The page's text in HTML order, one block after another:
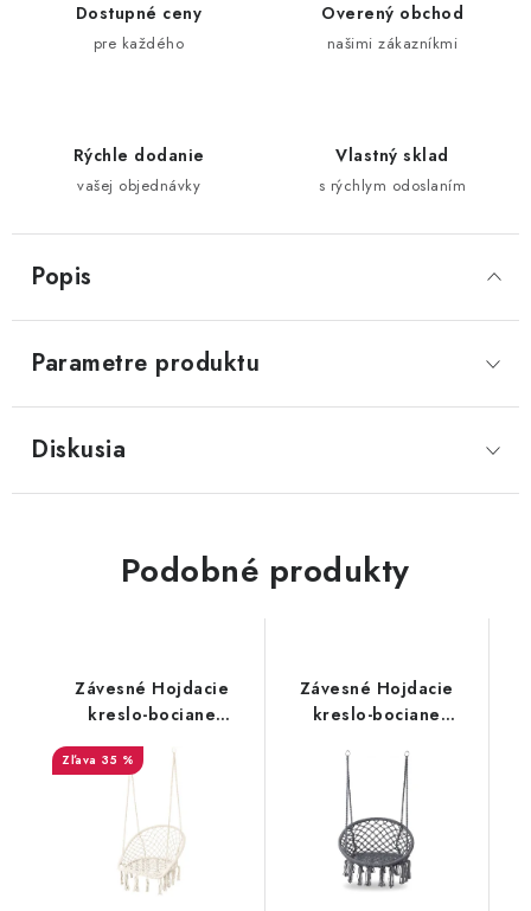
Dostupné ceny
pre každého
Overený obchod
našimi zákazníkmi
Rýchle dodanie
vašej objednávky
Vlastný sklad
s rýchlym odoslaním
Popis
Parametre produktu
Diskusia
Podobné produkty
Závesné Hojdacie
kreslo-bociane
hniezdo WHITE
35 %
Závesné Hojdacie
kreslo-bociane